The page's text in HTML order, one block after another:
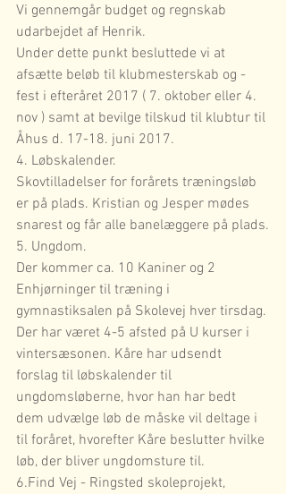
Vi gennemgår budget og regnskab
udarbejdet af Henrik.
Under dette punkt besluttede vi at
afsætte beløb til klubmesterskab og -
fest i efteråret 2017 ( 7. oktober eller 4.
nov ) samt at bevilge tilskud til klubtur til
Åhus d. 17-18. juni 2017.
4. Løbskalender.
Skovtilladelser for forårets træningsløb
er på plads. Kristian og Jesper mødes
snarest og får alle banelæggere på plads.
5. Ungdom.
Der kommer ca. 10 Kaniner og 2
Enhjørninger til træning i
gymnastiksalen på Skolevej hver tirsdag.
Der har været 4-5 afsted på U kurser i
vintersæsonen. Kåre har udsendt
forslag til løbskalender til
ungdomsløberne, hvor han har bedt
dem udvælge løb de måske vil deltage i
til foråret, hvorefter Kåre beslutter hvilke
løb, der bliver ungdomsture til.
6.Find Vej - Ringsted skoleprojekt,